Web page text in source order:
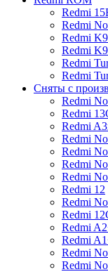
Redmi
Redmi
Redmi
Redmi
Redmi
Redmi
Сняты с
Redmi
Redmi
Redmi
Redmi
Redmi
Redmi
Redmi
Redmi 12
Redmi
Redmi
Redmi
Redmi
Redmi
Redmi